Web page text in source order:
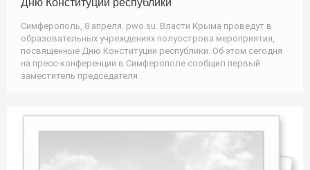
Симферополь, 8 апреля. pwo.su. Власти Крыма проведут в
образовательных учреждениях полуострова мероприятия,
посвященные Дню Конституции республики. Об этом сегодня
на пресс-конференции в Симферополе сообщил первый
заместитель председателя